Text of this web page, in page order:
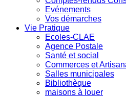
Evénements
Vos démarches
Vie Pratique
Ecoles-CLAE
Agence Postale
Santé et social
Commerces et
Salles municipales
Bibliothèque
maisons à louer